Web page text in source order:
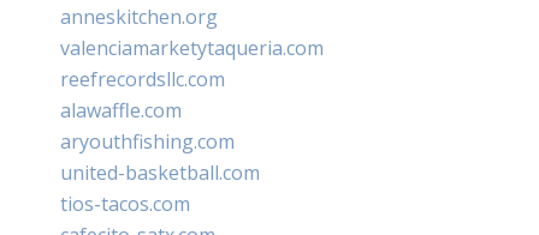
anneskitchen.org
valenciamarketytaqueria.com
reefrecordsllc.com
alawaffle.com
aryouthfishing.com
united-basketball.com
tios-tacos.com